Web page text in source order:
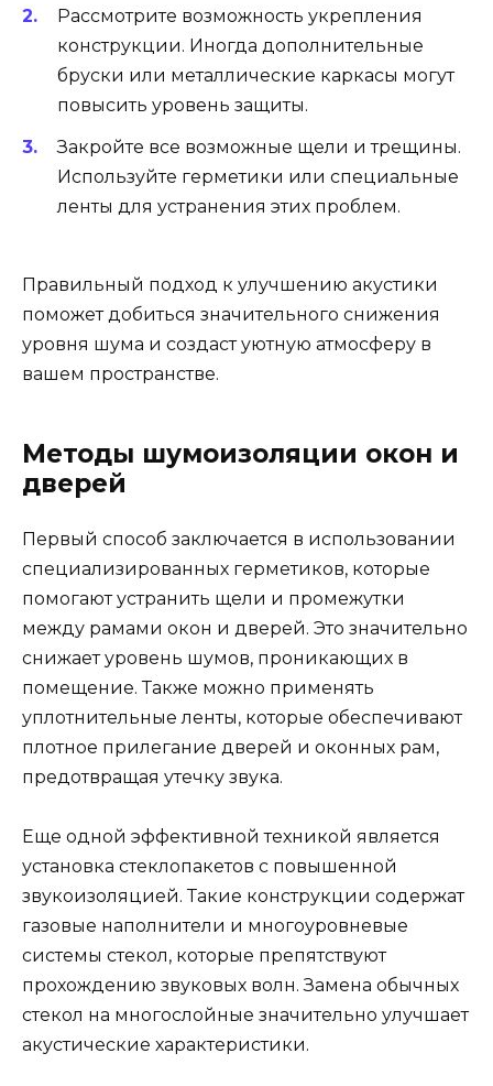
Рассмотрите возможность укрепления
конструкции. Иногда дополнительные
бруски или металлические каркасы могут
повысить уровень защиты.
Закройте все возможные щели и трещины.
Используйте герметики или специальные
ленты для устранения этих проблем.
Правильный подход к улучшению акустики
поможет добиться значительного снижения
уровня шума и создаст уютную атмосферу в
вашем пространстве.
Методы шумоизоляции окон и
дверей
Первый способ заключается в использовании
специализированных герметиков, которые
помогают устранить щели и промежутки
между рамами окон и дверей. Это значительно
снижает уровень шумов, проникающих в
помещение. Также можно применять
уплотнительные ленты, которые обеспечивают
плотное прилегание дверей и оконных рам,
предотвращая утечку звука.
Еще одной эффективной техникой является
установка стеклопакетов с повышенной
звукоизоляцией. Такие конструкции содержат
газовые наполнители и многоуровневые
системы стекол, которые препятствуют
прохождению звуковых волн. Замена обычных
стекол на многослойные значительно улучшает
акустические характеристики.